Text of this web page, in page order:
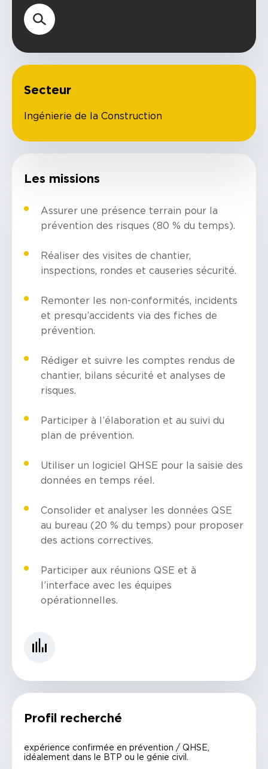
Secteur
Ingénierie de la Construction
Les missions
Assurer une présence terrain pour la
prévention des risques (80 % du temps).
Réaliser des visites de chantier,
inspections, rondes et causeries sécurité.
Remonter les non-conformités, incidents
et presqu’accidents via des fiches de
prévention.
Rédiger et suivre les comptes rendus de
chantier, bilans sécurité et analyses de
risques.
Participer à l’élaboration et au suivi du
plan de prévention.
Utiliser un logiciel QHSE pour la saisie des
données en temps réel.
Consolider et analyser les données QSE
au bureau (20 % du temps) pour proposer
des actions correctives.
Participer aux réunions QSE et à
l’interface avec les équipes
opérationnelles.
Profil recherché
expérience confirmée en prévention / QHSE,
idéalement dans le BTP ou le génie civil.